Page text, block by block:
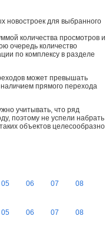
новостроек для выбранного
количества просмотров и
очередь количество
по комплексу в разделе
может превышать
прямого перехода
учитывать, что ряд
поэтому не успели набрать
объектов целесообразно
05 06 07 08
05 06 07 08